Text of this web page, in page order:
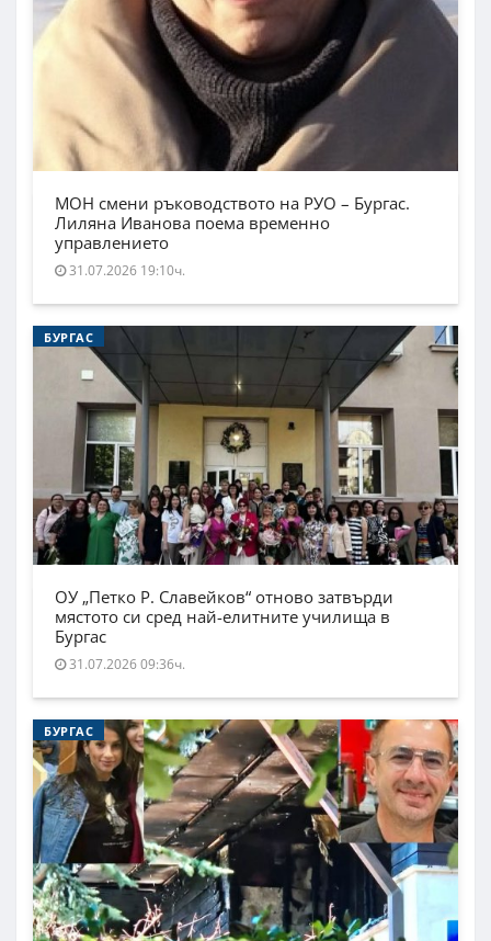
МОН смени ръководството на РУО – Бургас.
Лиляна Иванова поема временно
управлението
31.07.2026 19:10ч.
БУРГАС
ОУ „Петко Р. Славейков“ отново затвърди
мястото си сред най-елитните училища в
Бургас
31.07.2026 09:36ч.
БУРГАС